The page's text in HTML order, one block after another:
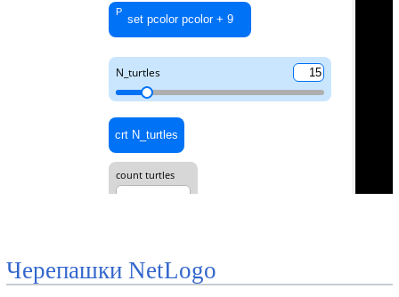
Черепашки NetLogo